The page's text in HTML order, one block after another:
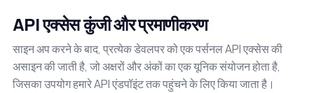
API एक्सेस कुंजी और प्रमाणीकरण
साइन अप करने के बाद, प्रत्येक डेवलपर को एक पर्सनल API एक्सेस की
असाइन की जाती है, जो अक्षरों और अंकों का एक यूनिक संयोजन होता है,
जिसका उपयोग हमारे API एंडपॉइंट तक पहुंचने के लिए किया जाता है।